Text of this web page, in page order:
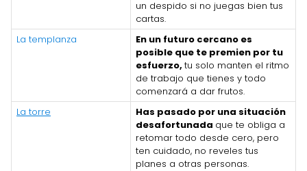
un despido si no juegas bien tus
cartas.
La templanza
En un futuro cercano es
posible que te premien por tu
esfuerzo, tu solo manten el ritmo
de trabajo que tienes y todo
comenzará a dar frutos.
La torre
Has pasado por una situación
desafortunada que te obliga a
retomar todo desde cero, pero
ten cuidado, no reveles tus
planes a otras personas.